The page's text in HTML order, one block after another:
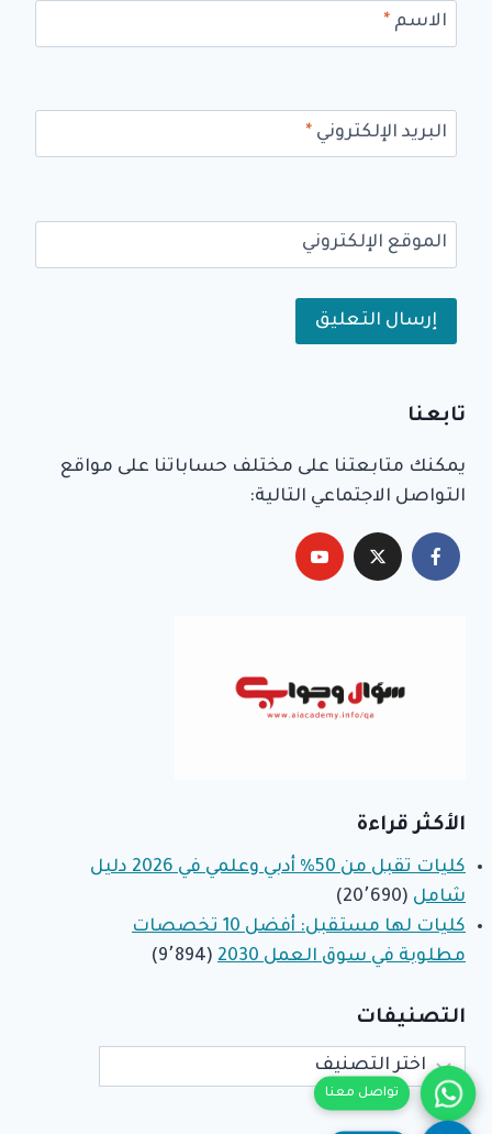
الاسم *
البريد الإلكتروني *
الموقع الإلكتروني
تابعنا
يمكنك متابعتنا على مختلف حساباتنا على مواقع
التواصل الاجتماعي التالية:
الأكثر قراءة
كليات تقبل من 50% أدبي وعلمي في 2026 دليل
شامل (20٬690)
كليات لها مستقبل: أفضل 10 تخصصات
مطلوبة في سوق العمل 2030
(9٬894)
التصنيفات
التصنيفات
تواصل معنا